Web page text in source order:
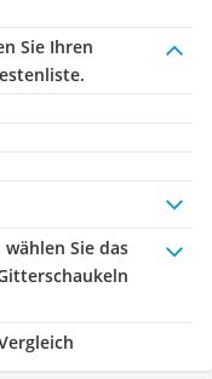
Sie Ihren
wählen Sie das